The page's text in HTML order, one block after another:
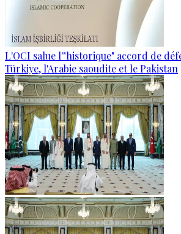
L'OCI salue l'"historique" accord de
Türkiye, l'Arabie saoudite et le Pakistan